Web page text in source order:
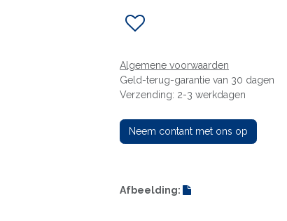
Algemene voorwaarden
Geld-terug-garantie van 30 dagen
Verzending: 2-3 werkdagen
Neem contant met ons op
Afbeelding: